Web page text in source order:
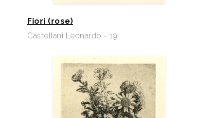
Fiori (rose)
Castellani Leonardo - 19